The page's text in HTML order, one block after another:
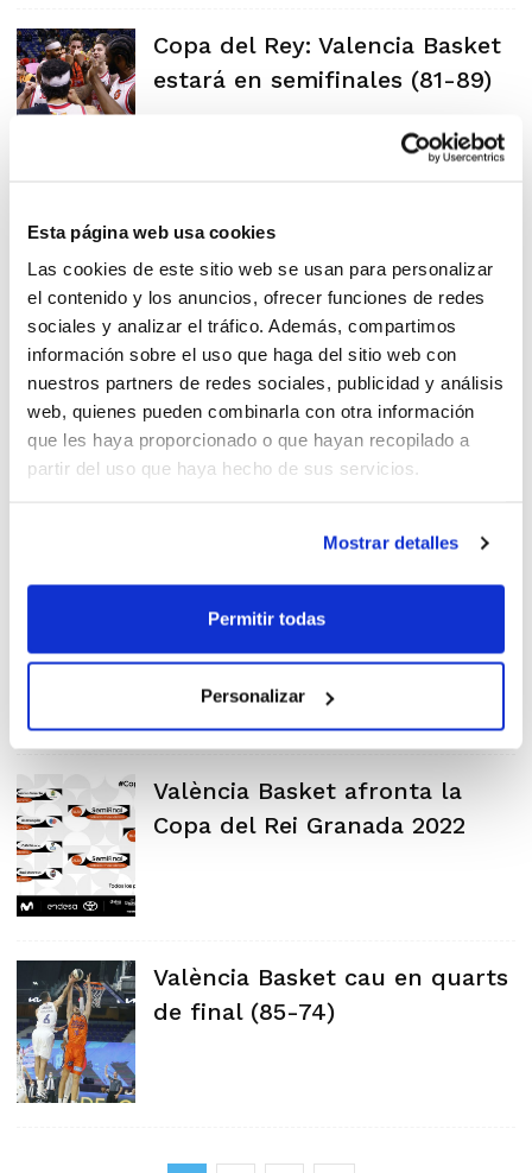
Esta página web usa cookies
Las cookies de este sitio web se usan para personalizar
el contenido y los anuncios, ofrecer funciones de redes
sociales y analizar el tráfico. Además, compartimos
información sobre el uso que haga del sitio web con
nuestros partners de redes sociales, publicidad y análisis
web, quienes pueden combinarla con otra información
que les haya proporcionado o que hayan recopilado a
partir del uso que haya hecho de sus servicios.
Mostrar detalles
Permitir todas
Personalizar
Copa del Rey: Valencia Basket
estará en semifinales (81-89)
Copa del Rei: El València BC ja
coneix rivals
Valencia Basket obri la Copa
del Rei davant el Reial Madrid
Fernando Calatrava, entre els
València Basket afronta la
Copa del Rei Granada 2022
València Basket cau en quarts
de final (85-74)